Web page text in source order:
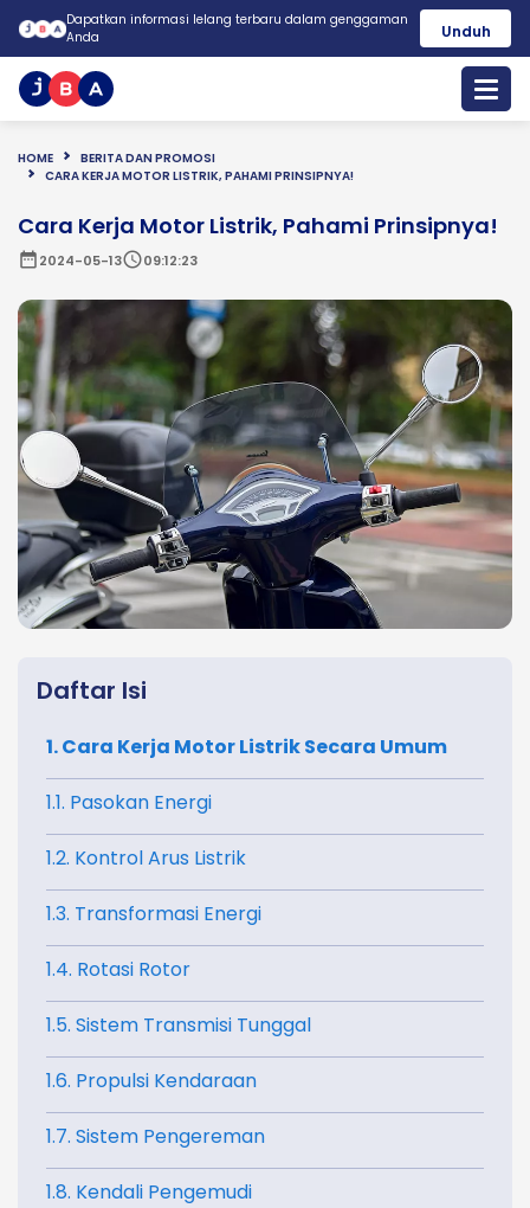
Dapatkan informasi lelang terbaru dalam genggaman
Anda
Unduh
HOME
BERITA DAN PROMOSI
CARA KERJA MOTOR LISTRIK, PAHAMI PRINSIPNYA!
Cara Kerja Motor Listrik, Pahami Prinsipnya!
date_range2024-05-13schedule09:12:23
Daftar Isi
1. Cara Kerja Motor Listrik Secara Umum
1.1. Pasokan Energi
1.2. Kontrol Arus Listrik
1.3. Transformasi Energi
1.4. Rotasi Rotor
1.5. Sistem Transmisi Tunggal
1.6. Propulsi Kendaraan
1.7. Sistem Pengereman
1.8. Kendali Pengemudi